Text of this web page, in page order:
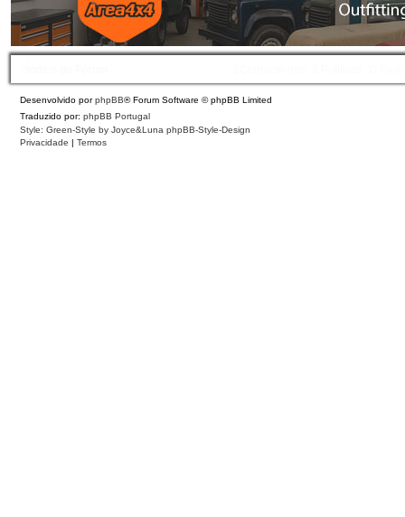
Desenvolvido porphpBB® Forum Software © phpBB Limited
Traduzido por: phpBB Portugal
Style: Green-Style by Joyce&Luna phpBB-Style-Design
Privacidade | Termos